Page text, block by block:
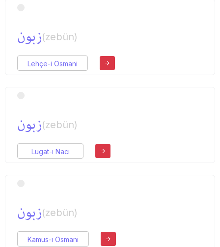
زبون(zebün)
Lehçe-i Osmani
زبون(zebün)
Lugat-ı Naci
زبون(zebün)
Kamus-ı Osmani